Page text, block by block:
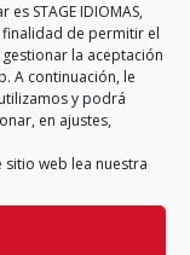
STAGE IDIOMAS,
finalidad de permitir el
la aceptación
A continuación, le
y podrá
en ajustes,
web lea nuestra